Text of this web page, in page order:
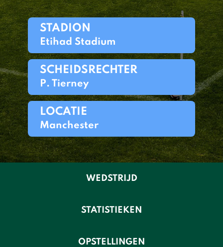
STADION
Etihad Stadium
SCHEIDSRECHTER
P. Tierney
LOCATIE
Manchester
WEDSTRIJD
STATISTIEKEN
OPSTELLINGEN